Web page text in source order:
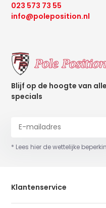
023 573 73 55
info@poleposition.nl
Blijf op de hoogte van
specials
* Lees hier de wettelijke
Klantenservice